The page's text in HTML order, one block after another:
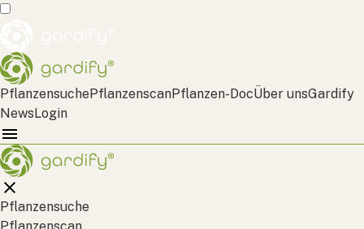
PflanzensuchePflanzenscanPflanzen-DocÜber unsGardify
NewsLogin
Pflanzensuche